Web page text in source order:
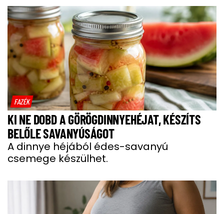
FAZÉK
KI NE DOBD A GÖRÖGDINNYEHÉJAT, KÉSZÍTS
BELŐLE SAVANYÚSÁGOT
A dinnye héjából édes-savanyú
csemege készülhet.